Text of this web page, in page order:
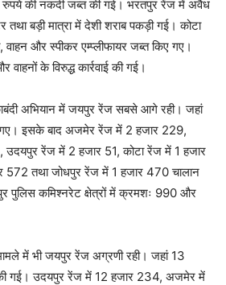
की नकदी जब्त की गई। भरतपुर रेंज में अवैध
तथा बड़ी मात्रा में देशी शराब पकड़ी गई। कोटा
और स्पीकर एम्प्लीफायर जब्त किए गए।
के विरुद्ध कार्रवाई की गई।
अभियान में जयपुर रेंज सबसे आगे रही। जहां
गए। इसके बाद अजमेर रेंज में 2 हजार 229,
रेंज में 2 हजार 51, कोटा रेंज में 1 हजार
572 तथा जोधपुर रेंज में 1 हजार 470 चालान
पुलिस कमिश्नरेट क्षेत्रों में क्रमशः 990 और
में भी जयपुर रेंज अग्रणी रही। जहां 13
गई। उदयपुर रेंज में 12 हजार 234, अजमेर में